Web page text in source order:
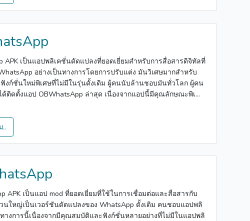
APK เป็นแอปพลิเคชั่นดัดแปลงที่ยอดเยี่ยมสำหรับการสื่อสารดิจิทัลที่
อย่างเป็นทางการโดยการปรับแต่ง มันวิเศษมากสำหรับ
งก์ชั่นใหม่พิเศษที่ไม่มีในรุ่นดั้งเดิม ผู้คนนับล้านชอบมันทั่วโลก ผู้คน
ติดตั้งแอป OBWhatsApp ล่าสุด เนื่องจากแอปนี้มีคุณลักษณะพิเ...
..
APK เป็นแอป mod ที่ยอดเยี่ยมที่ใช้ในการเชื่อมต่อและสื่อสารกับ
นใหญ่เป็นเวอร์ชันดัดแปลงของ WhatsApp ดั้งเดิม คนชอบแอปพลิ
างการนี้เนื่องจากมีคุณสมบัติและฟังก์ชั่นหลายอย่างที่ไม่มีในแอปพลิ